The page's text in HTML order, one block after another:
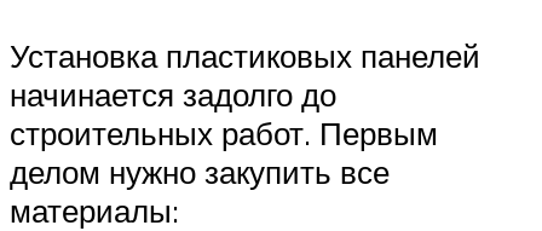
Установка пластиковых панелей
начинается задолго до
строительных работ. Первым
делом нужно закупить все
материалы: